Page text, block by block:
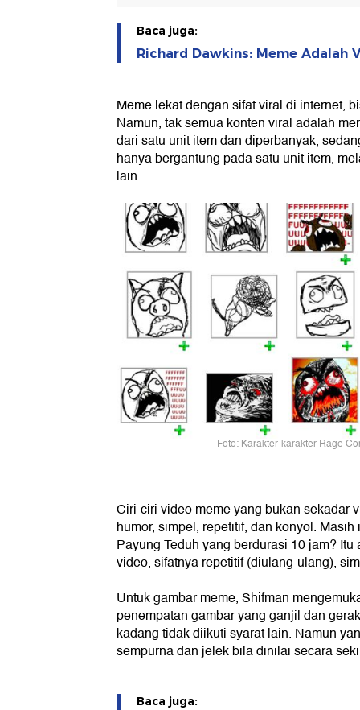
Baca juga:
Richard Dawkins: Meme Adalah
Meme lekat dengan sifat viral di internet,
Namun, tak semua konten viral adalah
dari satu unit item dan diperbanyak,
hanya bergantung pada satu unit item,
lain.
Foto: Karakter-karakter Rage
Ciri-ciri video meme yang bukan sekadar
humor, simpel, repetitif, dan konyol.
Payung Teduh yang berdurasi 10 jam?
video, sifatnya repetitif (diulang-ulang),
Untuk gambar meme, Shifman
penempatan gambar yang ganjil dan
kadang tidak diikuti syarat lain. Namun
sempurna dan jelek bila dinilai secara
Baca juga: